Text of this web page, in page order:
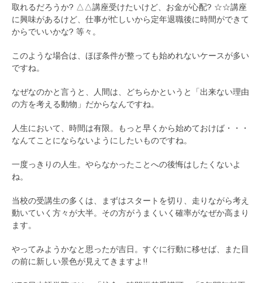
取れるだろうか? △△講座受けたいけど、お金が心配? ☆☆講座
に興味があるけど、仕事が忙しいから定年退職後に時間ができて
からでいいかな? 等々。
このような場合は、ほぼ条件が整っても始めれないケースが多い
ですね。
なぜなのかと言うと、人間は、どちらかというと「出来ない理由
の方を考える動物」だからなんですね。
人生において、時間は有限。もっと早くから始めておけば・・・
なんてことにならないようにしたいものですね。
一度っきりの人生。やらなかったことへの後悔はしたくないよ
ね。
当校の受講生の多くは、まずはスタートを切り、走りながら考え
動いていく方々が大半。その方がうまくいく確率がなぜか高まり
ます。
やってみようかなと思ったが吉日。すぐに行動に移せば、また目
の前に新しい景色が見えてきますよ!!